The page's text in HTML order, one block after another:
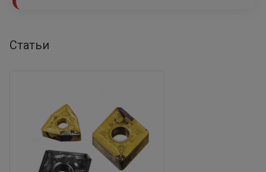
Статьи